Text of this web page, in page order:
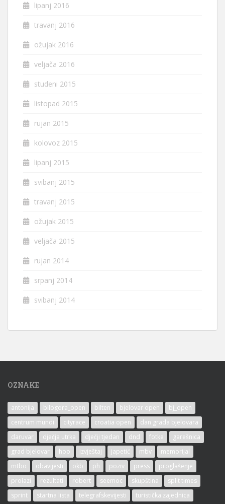
lipanj 2016
travanj 2016
ožujak 2016
veljača 2016
studeni 2015
listopad 2015
rujan 2015
kolovoz 2015
lipanj 2015
svibanj 2015
travanj 2015
ožujak 2015
veljača 2015
rujan 2014
srpanj 2014
svibanj 2014
OZNAKE
antonija bilogora_open bilten bjelovar open
bj_open
centrum mundi
cityrace croatia open
dan grada bjelovara
daruvar
dječja utrka dječji tjedan dnd fotke
garešnica
grad bjelovar
hoo izvještaj japetić mbv
memorijal
mtbo
obavijesti okb ph poziv press
proglašenje
prolazi
rezultati robert seemoc skupština
split times
sprint
startna lista telegrafskevijesti turistička zajednica